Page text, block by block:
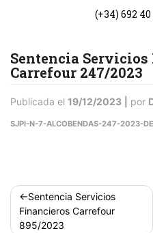
(+34) 692 40
Sentencia
Carrefour 247/2023
Publicada el 19/12/2023 por
SJPI-N-7-ALCOBENDAS-247-2023-
Navegación
de
entradas
Sentencia Servicios
Financieros Carrefour
895/2023